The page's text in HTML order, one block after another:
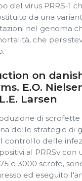
del virus PRRS-1
da una
nel genoma
che
on
E.O.
Larsen
di
delle strategie di
delle
al PRRSv con
e 3000 scrofe,
ed eseguito